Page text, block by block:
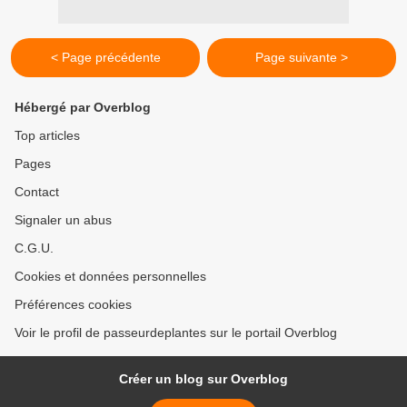
< Page précédente Page suivante >
Hébergé par Overblog
Top articles
Pages
Contact
Signaler un abus
C.G.U.
Cookies et données personnelles
Préférences cookies
Voir le profil de passeurdeplantes sur le portail Overblog
Créer un blog sur Overblog